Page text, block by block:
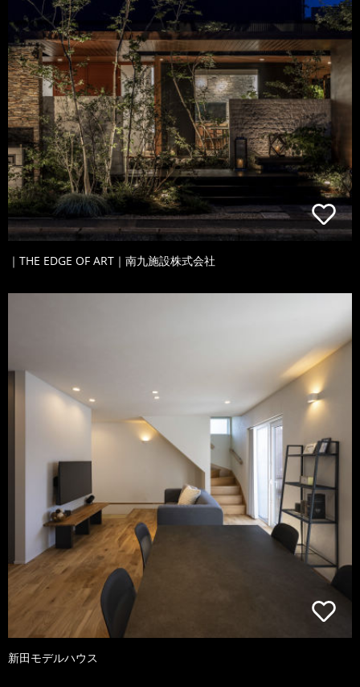
｜THE EDGE OF ART｜南九施設株式会社
新田モデルハウス